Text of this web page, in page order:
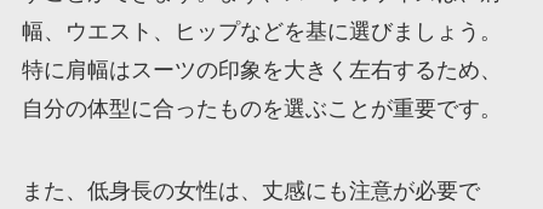
幅、ウエスト、ヒップなどを基に選びましょう。
特に肩幅はスーツの印象を大きく左右するため、
自分の体型に合ったものを選ぶことが重要です。
また、低身長の女性は、丈感にも注意が必要で